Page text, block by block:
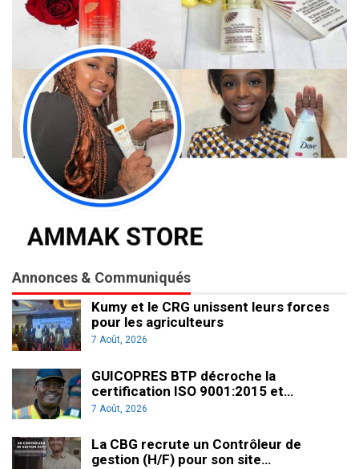
Annonces & Communiqués
Kumy et le CRG unissent leurs forces
pour les agriculteurs
7 Août, 2026
GUICOPRES BTP décroche la
certification ISO 9001:2015 et…
7 Août, 2026
La CBG recrute un Contrôleur de
gestion (H/F) pour son site…